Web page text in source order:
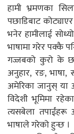
हामी भ्रमणका
पछाडिबाट
भनेर हामीलाई
भाषामा गरेर पक्कै
गज्जबको कुरो के
अनुहार, रङ,
अमेरिका जानुस् या
विदेशी भूमिमा
त्यसबेला
भाषाले गरेको हुन्छ ।